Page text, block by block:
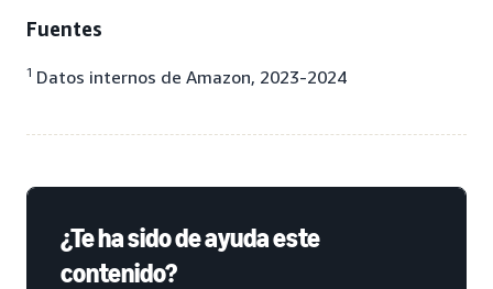
Fuentes
1 Datos internos de Amazon, 2023-2024
¿Te ha sido de ayuda este
contenido?